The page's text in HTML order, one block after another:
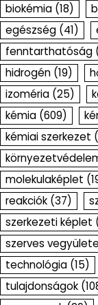
biokémia (18)
egészség (41)
fenntarthatóság
hidrogén (19)
izoméria (25)
kémia (609)
kémiai szerkezet
molekulaképlet
reakciók (37)
szerkezeti képlet
szerves
technológia (15)
tulajdonságok